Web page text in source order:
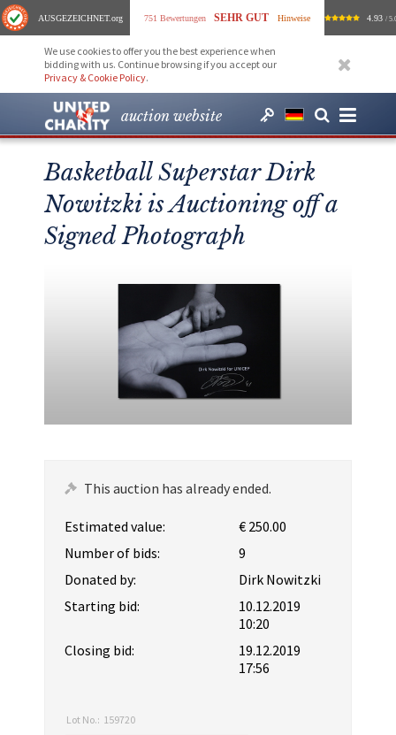
AUSGEZEICHNET.org 751 Bewertungen SEHR GUT Hinweise 4.93 /
We use cookies to offer you the best experience when
bidding with us. Continue browsing if you accept our
Privacy & Cookie Policy.
auction website
Basketball Superstar Dirk
Nowitzki is Auctioning off a
Signed Photograph
This auction has already ended.
Estimated value:
€ 250.00
Number of bids:
9
Donated by:
Dirk Nowitzki
Starting bid:
10.12.2019
10:20
Closing bid:
19.12.2019
17:56
Lot No.: 159720